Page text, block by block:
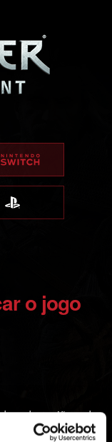
da região e da